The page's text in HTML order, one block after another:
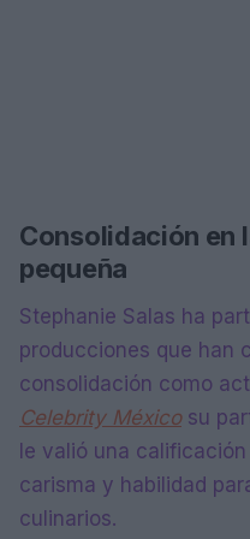
Consolidación en
pequeña
Stephanie Salas ha
producciones que han
consolidación como
Celebrity Méxicosu
le valió una
carisma y habilidad
culinarios.